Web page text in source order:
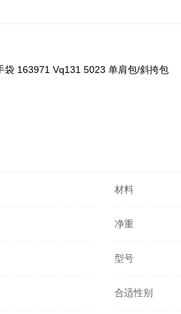
袋 163971 Vq131 5023 单肩包/斜挎包
材料
净重
型号
合适性别